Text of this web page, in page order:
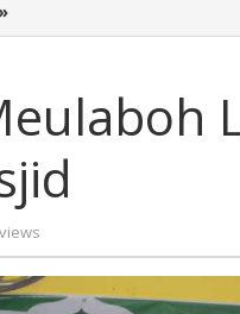
»
Meulaboh
Desa
di
Pasi
Mesjid